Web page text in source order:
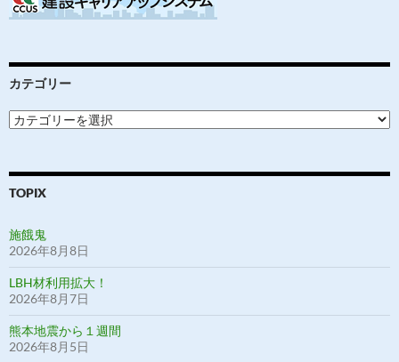
カテゴリー
カ
テ
ー
TOPIX
施餓鬼
2026年8月8日
LBH材利用拡大！
2026年8月7日
熊本地震から１週間
2026年8月5日